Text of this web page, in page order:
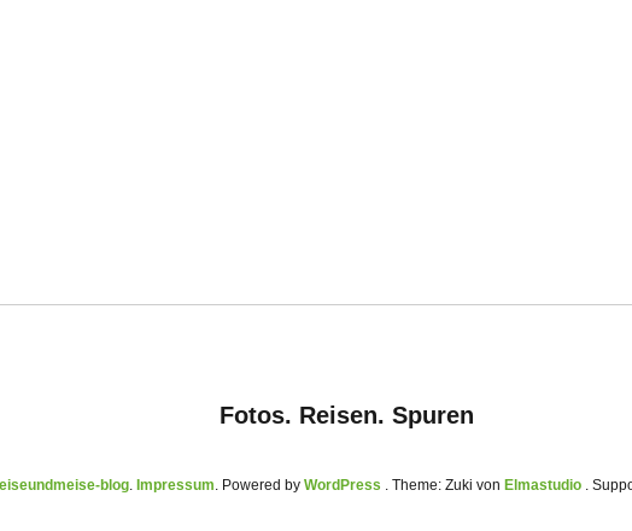
Fotos. Reisen. Spuren
blog Impressum Powered by WordPress Theme: Zuki von Elmastudio .